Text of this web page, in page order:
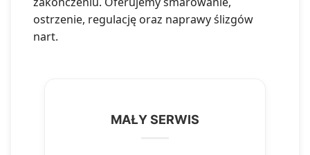
ostrzenie, regulację oraz naprawy ślizgów
nart.
MAŁY SERWIS